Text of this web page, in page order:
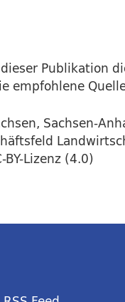
Publikation
empfohlene
Sachsen-
Lizenz (4.0)